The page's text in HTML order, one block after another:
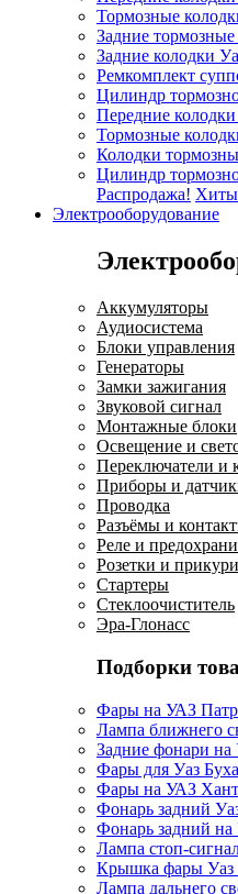
Тормозные
Задние
Задние колодки
Ремкомплект
Цилиндр
Передние
Тормозные
Колодки
Цилиндр
Распродажа!
Электрооборудование
Аккумуляторы
Аудиосистема
Блоки управления
Генераторы
Замки зажигания
Звуковой сигнал
Монтажные блоки
Освещение и
Переключатели и
Приборы и
Проводка
Разъёмы и
Реле и
Розетки и
Стартеры
Стеклоочиститель
Эра-Глонасс
Подборки
Фары на УАЗ
Лампа ближнего
Задние фонари
Фары для Уаз
Фары на УАЗ
Фонарь задний
Фонарь задний
Лампа стоп-
Крышка фары Уаз
Лампа дальнего